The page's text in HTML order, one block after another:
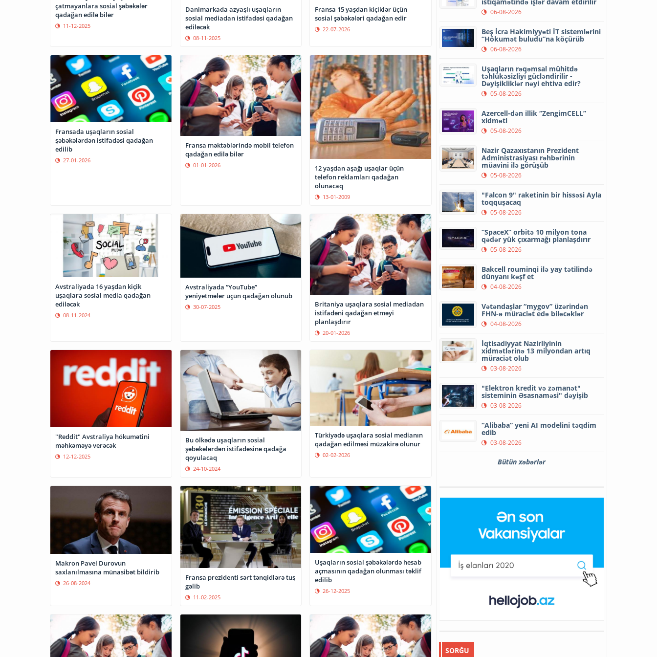
çatmayanlara sosial şəbəkələr
qadağan edilə bilər
11-12-2025
Danimarkada azyaşlı uşaqların
sosial mediadan istifadəsi qadağan
ediləcək
08-11-2025
Fransa 15 yaşdan kiçiklər üçün
sosial şəbəkələri qadağan edir
22-07-2026
Fransada uşaqların sosial
şəbəkələrdən istifadəsi qadağan
edilib
27-01-2026
Fransa məktəblərində mobil telefon
qadağan edilə bilər
01-01-2026
12 yaşdan aşağı uşaqlar üçün
telefon reklamları qadağan
olunacaq
13-01-2009
Avstraliyada 16 yaşdan kiçik
uşaqlara sosial media qadağan
ediləcək
08-11-2024
Avstraliyada “YouTube”
yeniyetmələr üçün qadağan olunub
30-07-2025
Britaniya uşaqlara sosial mediadan
istifadəni qadağan etməyi
planlaşdırır
20-01-2026
"Reddit" Avstraliya hökumətini
məhkəməyə verəcək
12-12-2025
Bu ölkədə uşaqların sosial
şəbəkələrdən istifadəsinə qadağa
qoyulacaq
24-10-2024
Türkiyədə uşaqlara sosial medianın
qadağan edilməsi müzakirə olunur
02-02-2026
Makron Pavel Durovun
saxlanılmasına münasibət bildirib
26-08-2024
Fransa prezidenti sərt tənqidlərə tuş
gəlib
11-02-2025
Uşaqların sosial şəbəkələrdə hesab
açmasının qadağan olunması təklif
edilib
26-12-2025
06-08-2026
Beş İcra Hakimiyyəti İT sistemlərini
“Hökumət buludu”na köçürüb
06-08-2026
Uşaqların rəqəmsal mühitdə
təhlükəsizliyi gücləndirilir -
Dəyişikliklər nəyi ehtiva edir?
05-08-2026
Azercell-dən illik “ZengimCELL”
xidməti
05-08-2026
Nazir Qazaxıstanın Prezident
Administrasiyası rəhbərinin
müavini ilə görüşüb
05-08-2026
"Falcon 9" raketinin bir hissəsi Ayla
toqquşacaq
05-08-2026
“SpaceX” orbitə 10 milyon tona
qədər yük çıxarmağı planlaşdırır
05-08-2026
Bakcell rouminqi ilə yay tətilində
dünyanı kəşf et
04-08-2026
Vətəndaşlar “mygov” üzərindən
FHN-ə müraciət edə biləcəklər
04-08-2026
İqtisadiyyat Nazirliyinin
xidmətlərinə 13 milyondan artıq
müraciət olub
03-08-2026
"Elektron kredit və zəmanət"
sisteminin Əsasnaməsi" dəyişib
03-08-2026
“Alibaba” yeni AI modelini təqdim
edib
03-08-2026
Bütün xəbərlər
SORĞU